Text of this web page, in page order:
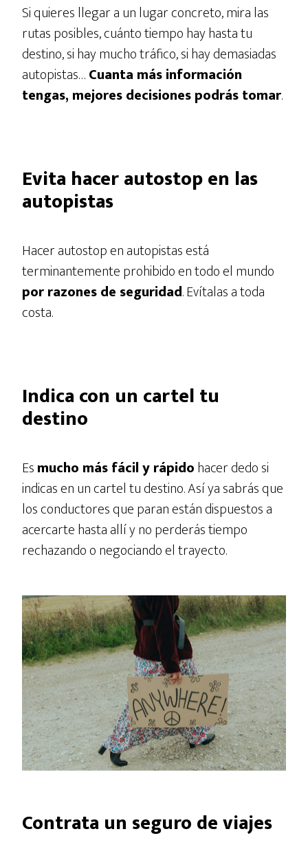
Si quieres llegar a un lugar concreto, mira las
rutas posibles, cuánto tiempo hay hasta tu
destino, si hay mucho tráfico, si hay demasiadas
autopistas…Cuanta más información
tengas, mejores decisiones podrás tomar.
Evita hacer autostop en las
autopistas
Hacer autostop en autopistas está
terminantemente prohibido en todo el mundo
por razones de seguridad. Evítalas a toda
costa.
Indica con un cartel tu
destino
Esmucho más fácil y rápidohacer dedo si
indicas en un cartel tu destino. Así ya sabrás que
los conductores que paran están dispuestos a
acercarte hasta allí y no perderás tiempo
rechazando o negociando el trayecto.
Contrata un seguro de viajes